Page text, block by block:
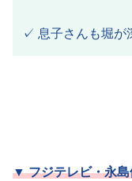
✓ 息子さんも堀が
▼ フジテレビ・永島